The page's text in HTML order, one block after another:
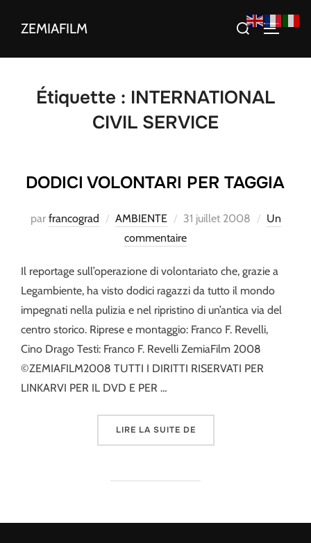
ZEMIAFILM Rechercher :
Étiquette : INTERNATIONAL
CIVIL SERVICE
DODICI VOLONTARI PER TAGGIA
par francograd AMBIENTE
Publié
le
31 juillet 2008
Un
commentaire
Il reportage sull’operazione di volontariato che, grazie a
Legambiente, ha visto dodici ragazzi da tutto il mondo
impegnati nella pulizia e nel ripristino di un’antica via del
centro storico. Riprese e montaggio: Franco F. Revelli,
Cino Drago Testi: Franco F. Revelli ZemiaFilm 2008
©ZEMIAFILM2008 TUTTI I DIRITTI RISERVATI PER
LINKARVI PER IL DVD E PER …
LIRE LA SUITE DE« DODICI VOLONTARI